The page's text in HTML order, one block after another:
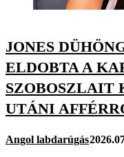
JONES
ELDOBTA A
SZOBOSZLAIT
UTÁNI
Angol labdarúgás